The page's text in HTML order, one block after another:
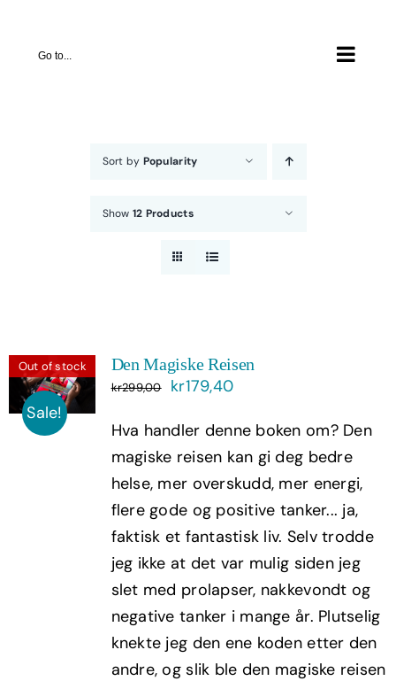
content
Go to...
Sort by Popularity
Show 12 Products
Out of stock
Sale!
Den Magiske Reisen
kr299,00
Opprinnelig
var:
kr299,00.
kr179,40Nåværende
er:
kr179,40.
Hva handler denne boken om? Den
magiske reisen kan gi deg bedre
helse, mer overskudd, mer energi,
flere gode og positive tanker... ja,
faktisk et fantastisk liv. Selv trodde
jeg ikke at det var mulig siden jeg
slet med prolapser, nakkevondt og
negative tanker i mange år. Plutselig
knekte jeg den ene koden etter den
andre, og slik ble den magiske reisen